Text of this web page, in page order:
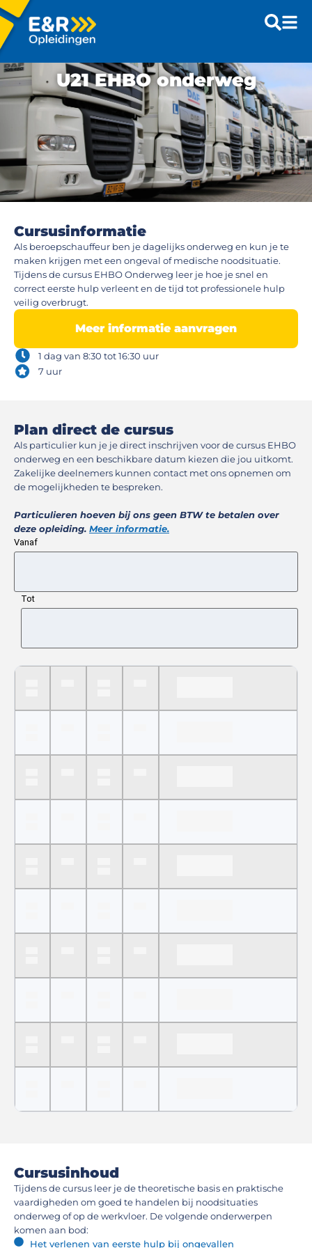
U21 EHBO onderweg
Cursusinformatie
Als beroepschauffeur ben je dagelijks onderweg en kun je te
maken krijgen met een ongeval of medische noodsituatie.
Tijdens de cursus EHBO Onderweg leer je hoe je snel en
correct eerste hulp verleent en de tijd tot professionele hulp
veilig overbrugt.
Meer informatie aanvragen
1 dag van 8:30 tot 16:30 uur
7 uur
Plan direct de cursus​
Als particulier kun je je direct inschrijven voor de cursus EHBO
onderweg en een beschikbare datum kiezen die jou uitkomt.
Zakelijke deelnemers kunnen contact met ons opnemen om
de mogelijkheden te bespreken.
Particulieren hoeven bij ons geen BTW te betalen over
deze opleiding. Meer informatie.
Vanaf
Tot
Cursusinhoud
Tijdens de cursus leer je de theoretische basis en praktische
vaardigheden om goed te handelen bij noodsituaties
onderweg of op de werkvloer. De volgende onderwerpen
komen aan bod:
Het verlenen van eerste hulp bij ongevallen